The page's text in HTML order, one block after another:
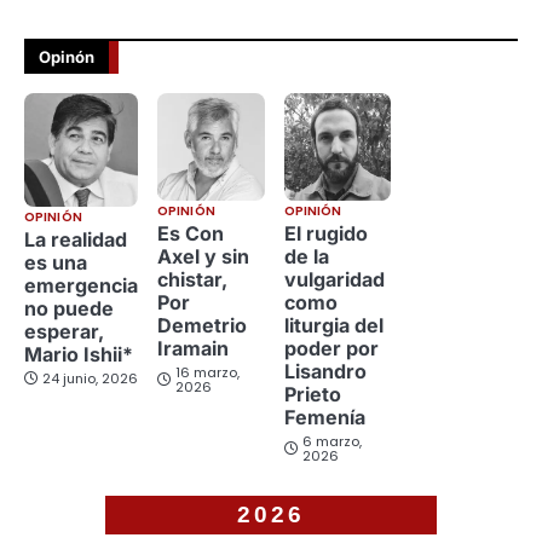
Opinón
OPINIÓN
La realidad
es una
emergencia
no puede
esperar,
Mario Ishii*
24 junio, 2026
OPINIÓN
Es Con
Axel y sin
chistar,
Por
Demetrio
Iramain
16 marzo,
2026
OPINIÓN
El rugido
de la
vulgaridad
como
liturgia del
poder por
Lisandro
Prieto
Femenía
6 marzo,
2026
2026